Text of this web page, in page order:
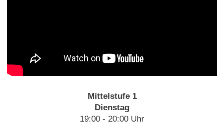
Mittelstufe 1
Dienstag
19:00 - 20:00 Uhr